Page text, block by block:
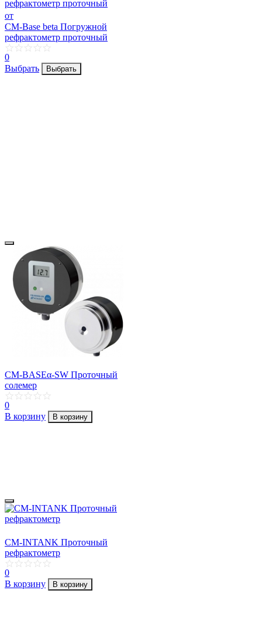
от
CM-Base beta Погружной
рефрактометр проточный
0
Выбрать
Выбрать
CM-BASEα-SW Проточный
солемер
0
В корзину
В корзину
CM-INTANK Проточный
рефрактометр
0
В корзину
В корзину